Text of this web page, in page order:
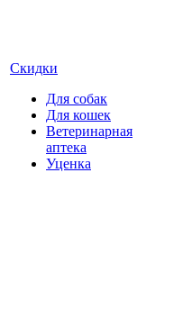
Скидки
Для собак
Для кошек
Ветеринарная
аптека
Уценка